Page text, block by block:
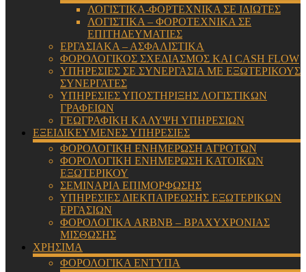
ΛΟΓΙΣΤΙΚΑ-ΦΟΡΤΕΧΝΙΚΑ ΣΕ ΙΔΙΩΤΕΣ
ΛΟΓΙΣΤΙΚΑ – ΦΟΡΟΤΕΧΝΙΚΑ ΣΕ
ΕΠΙΤΗΔΕΥΜΑΤΙΕΣ
ΕΡΓΑΣΙΑΚΑ – ΑΣΦΑΛΙΣΤΙΚΑ
ΦΟΡΟΛΟΓΙΚΟΣ ΣΧΕΔΙΑΣΜΟΣ ΚΑΙ CASH FLOW
ΥΠΗΡΕΣΙΕΣ ΣΕ ΣΥΝΕΡΓΑΣΙΑ ΜΕ ΕΞΩΤΕΡΙΚΟΥΣ
ΣΥΝΕΡΓΑΤΕΣ
ΥΠΗΡΕΣΙΕΣ ΥΠΟΣΤΗΡΙΞΗΣ ΛΟΓΙΣΤΙΚΩΝ
ΓΡΑΦΕΙΩΝ
ΓΕΩΓΡΑΦΙΚΗ ΚΑΛΥΨΗ ΥΠΗΡΕΣΙΩΝ
ΕΞΕΙΔΙΚΕΥΜΕΝΕΣ ΥΠΗΡΕΣΙΕΣ
ΦΟΡΟΛΟΓΙΚΗ ΕΝΗΜΕΡΩΣΗ ΑΓΡΟΤΩΝ
ΦΟΡΟΛΟΓΙΚΗ ΕΝΗΜΕΡΩΣΗ ΚΑΤΟΙΚΩΝ
ΕΞΩΤΕΡΙΚΟΥ
ΣΕΜΙΝΑΡΙΑ ΕΠΙΜΟΡΦΩΣΗΣ
ΥΠΗΡΕΣΙΕΣ ΔΙΕΚΠΑΙΡΕΩΣΗΣ ΕΞΩΤΕΡΙΚΩΝ
ΕΡΓΑΣΙΩΝ
ΦΟΡΟΛΟΓΙΚΑ ARBNB – ΒΡΑΧΥΧΡΟΝΙΑΣ
ΜΙΣΘΩΣΗΣ
ΧΡΗΣΙΜΑ
ΦΟΡΟΛΟΓΙΚΑ ΕΝΤΥΠΑ